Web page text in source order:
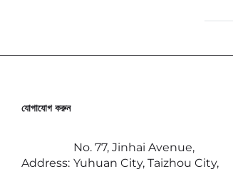
যোগাযোগ করুন
Address:
No. 77, Jinhai Avenue,
Yuhuan City, Taizhou City,